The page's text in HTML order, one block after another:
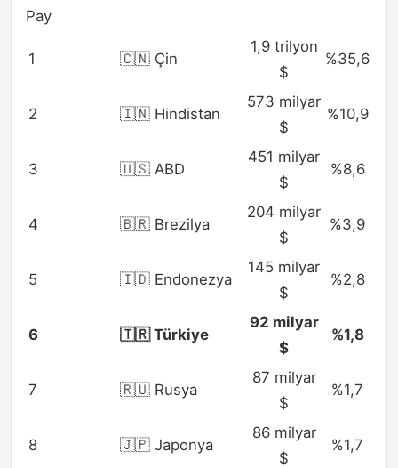
Pay
1 🇨🇳 Çin
1,9 trilyon
$
%35,6
2 🇮🇳 Hindistan
573 milyar
$
%10,9
3 🇺🇸 ABD
451 milyar
$
%8,6
4 🇧🇷 Brezilya
204 milyar
$
%3,9
5 🇮🇩 Endonezya
145 milyar
$
%2,8
6 🇹🇷 Türkiye
92 milyar
$
%1,8
7 🇷🇺 Rusya
87 milyar
$
%1,7
8 🇯🇵 Japonya
86 milyar
$
%1,7